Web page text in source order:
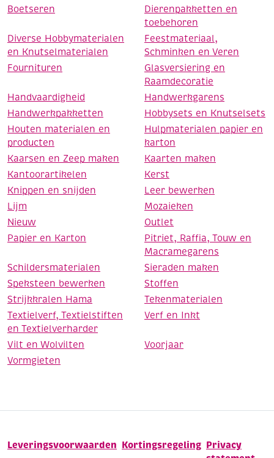
Boetseren
Dierenpakketten en
toebehoren
Diverse Hobbymaterialen
en Knutselmaterialen
Feestmateriaal,
Schminken en Veren
Fournituren
Glasversiering en
Raamdecoratie
Handvaardigheid
Handwerkgarens
Handwerkpakketten
Hobbysets en Knutselsets
Houten materialen en
producten
Hulpmaterialen papier en
karton
Kaarsen en Zeep maken
Kaarten maken
Kantoorartikelen
Kerst
Knippen en snijden
Leer bewerken
Lijm
Mozaieken
Nieuw
Outlet
Papier en Karton
Pitriet, Raffia, Touw en
Macramegarens
Schildersmaterialen
Sieraden maken
Speksteen bewerken
Stoffen
Strijkkralen Hama
Tekenmaterialen
Textielverf, Textielstiften
en Textielverharder
Verf en Inkt
Vilt en Wolvilten
Voorjaar
Vormgieten
Leveringsvoorwaarden Kortingsregeling Privacy